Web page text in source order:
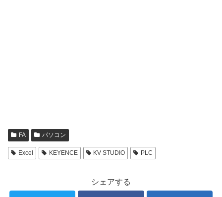
FA パソコン
Excel KEYENCE KV STUDIO PLC
シェアする